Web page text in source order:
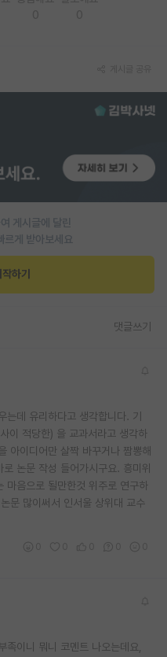
게시글에 달린
르게 받아보세요
하기
댓글쓰기
는데 유리하다고 생각합니다. 기
이 적당한) 을 교과서라고 생각하
아이디어만 살짝 바꾸거나 짬뽕해
논문 작성 들어가시구요. 흥미위
마음으로 될만한것 위주로 연구하
문 많이써서 인서울 상위대 교수
족이니 뭐니 코멘트 나오는데요,